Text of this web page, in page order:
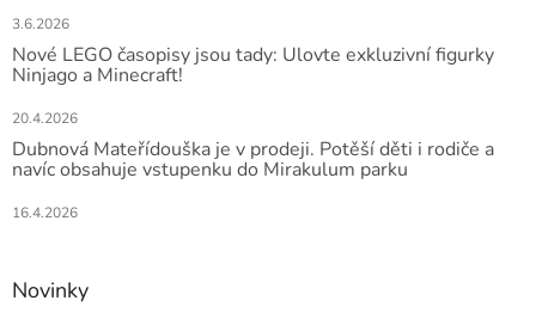
3.6.2026
Nové LEGO časopisy jsou tady: Ulovte exkluzivní figurky
Ninjago a Minecraft!
20.4.2026
Dubnová Mateřídouška je v prodeji. Potěší děti i rodiče a
navíc obsahuje vstupenku do Mirakulum parku
16.4.2026
Novinky